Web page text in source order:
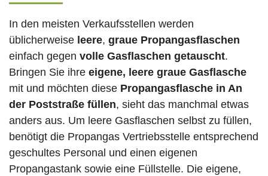
In den meisten Verkaufsstellen werden
üblicherweise leere, graue Propangasflaschen
einfach gegen volle Gasflaschen getauscht.
Bringen Sie ihre eigene, leere graue Gasflasche
mit und möchten diese Propangasflasche in An
der Poststraße füllen, sieht das manchmal etwas
anders aus. Um leere Gasflaschen selbst zu füllen,
benötigt die Propangas Vertriebsstelle entsprechend
geschultes Personal und einen eigenen
Propangastank sowie eine Füllstelle. Die eigene,